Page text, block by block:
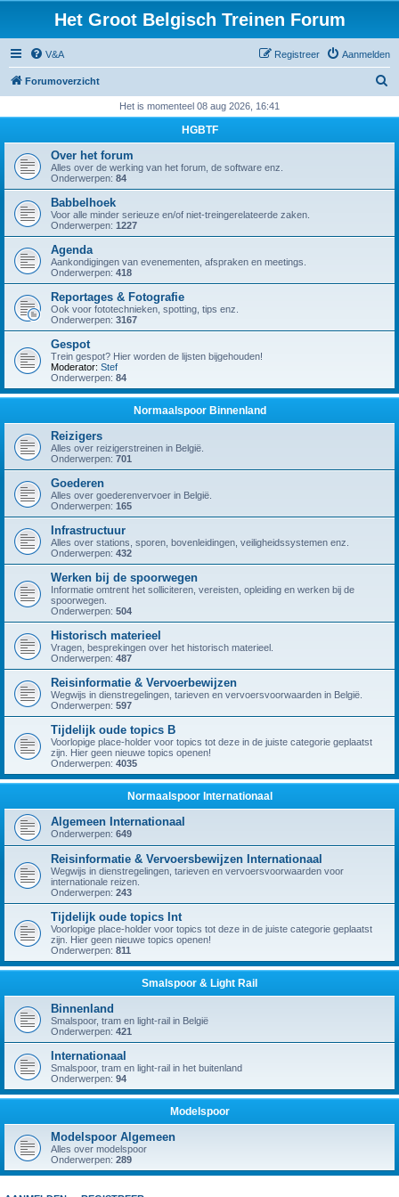
Het Groot Belgisch Treinen Forum
V&A Aanmelden
Registreer
Forumoverzicht
k
Het is momenteel 08 aug 2026, 16:41
HGBTF
Over het forum
Alles over de werking van het forum, de software enz.
Onderwerpen: 84
Babbelhoek
Voor alle minder serieuze en/of niet-treingerelateerde zaken.
Onderwerpen: 1227
Agenda
Aankondigingen van evenementen, afspraken en meetings.
Onderwerpen: 418
Reportages & Fotografie
Ook voor fototechnieken, spotting, tips enz.
Onderwerpen: 3167
Gespot
Trein gespot? Hier worden de lijsten bijgehouden!
Moderator: Stef
Onderwerpen: 84
Normaalspoor Binnenland
Reizigers
Alles over reizigerstreinen in België.
Onderwerpen: 701
Goederen
Alles over goederenvervoer in België.
Onderwerpen: 165
Infrastructuur
Alles over stations, sporen, bovenleidingen, veiligheidssystemen enz.
Onderwerpen: 432
Werken bij de spoorwegen
Informatie omtrent het solliciteren, vereisten, opleiding en werken bij de
spoorwegen.
Onderwerpen: 504
Historisch materieel
Vragen, besprekingen over het historisch materieel.
Onderwerpen: 487
Reisinformatie & Vervoerbewijzen
Wegwijs in dienstregelingen, tarieven en vervoersvoorwaarden in België.
Onderwerpen: 597
Tijdelijk oude topics B
Voorlopige place-holder voor topics tot deze in de juiste categorie geplaatst
zijn. Hier geen nieuwe topics openen!
Onderwerpen: 4035
Normaalspoor Internationaal
Algemeen Internationaal
Onderwerpen: 649
Reisinformatie & Vervoersbewijzen Internationaal
Wegwijs in dienstregelingen, tarieven en vervoersvoorwaarden voor
internationale reizen.
Onderwerpen: 243
Tijdelijk oude topics Int
Voorlopige place-holder voor topics tot deze in de juiste categorie geplaatst
zijn. Hier geen nieuwe topics openen!
Onderwerpen: 811
Smalspoor & Light Rail
Binnenland
Smalspoor, tram en light-rail in België
Onderwerpen: 421
Internationaal
Smalspoor, tram en light-rail in het buitenland
Onderwerpen: 94
Modelspoor
Modelspoor Algemeen
Alles over modelspoor
Onderwerpen: 289